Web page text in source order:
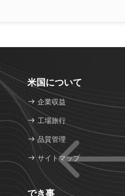
米国について
企業収益
工場旅行
品質管理
サイトマップ
でき事